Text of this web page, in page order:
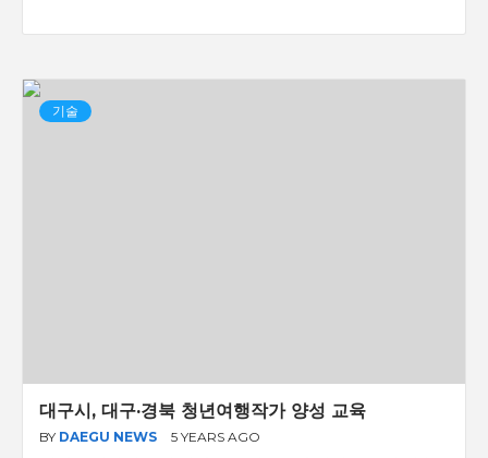
기술
대구시, 대구·경북 청년여행작가 양성 교육
BY DAEGU NEWS 5 YEARS AGO